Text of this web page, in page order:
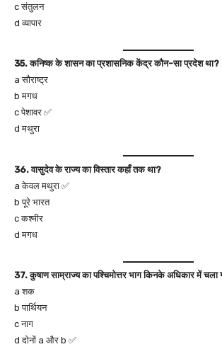
c संतुलन
d व्यापार
35. कनिष्क के शासन का प्रशासनिक केंद्र कौन-सा प्रदेश था?
a सौराष्ट्र
b मगध
c पेशावर ✅
d मथुरा
36. वासुदेव के राज्य का विस्तार कहाँ तक था?
a केवल मथुरा ✅
b पूरे भारत
c कश्मीर
d मगध
37. कुषाण साम्राज्य का पश्चिमोत्तर भाग किनके अधिकार में चला
a शक
b पार्थियन
c नाग
d दोनों a और b ✅